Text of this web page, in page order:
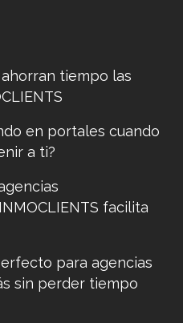
tiempo las
en portales cuando
a ti?
facilita
para agencias
sin perder tiempo